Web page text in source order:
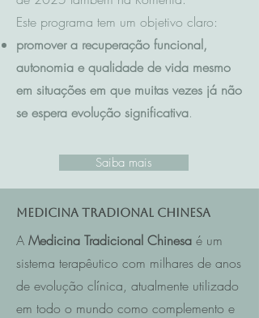
Este programa tem um objetivo claro:
promover a recuperação funcional,
autonomia e qualidade de vida mesmo
em situações em que muitas vezes já não
se espera evolução significativa.
Saiba mais
Medicina Tradional Chinesa
A Medicina Tradicional Chinesa é um
sistema terapêutico com milhares de anos
de evolução clínica, atualmente utilizado
em todo o mundo como complemento e